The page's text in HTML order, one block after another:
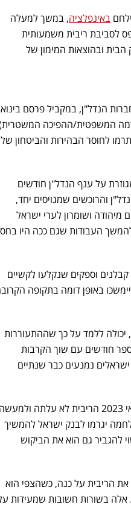
באינפלציה, במשך למעלה
במאי 2023. מסביבת ריבית אפס לסביבת ריבית משמעותית
ובהוצאות המימון של
הנדל"ן, במקביל פרסם
המשפטית/ההפיכה
לחוסר הבהירות והביטחון של
על ענף הנדל"ן חודשים
והרוכשים שמגויסים יחד,
ושומרון לערי ישראל
העבודות שגם ככה היו
וספקים שנקלעו לקשיים
באופן דומה בתקופה
, בשיעור של 0.25%, יכולה ללמד על כך שההתעוררות
חודשים עם שוך הקרבות
נמנעים כבר שנתיים
הביקוש הקיים אף יגבר ממספר סיבות הנראות לעין. הראשונה היא שמאז מאי 2023 הריבית לא עלתה ולמעשה
יגרמו לבנק ישראל להמשיך
להגביר גם הוא את הביקוש
הריבית על כנה, כשהצפי הוא
המגמה הקרב. אלה בשורות חשובות שמעידות